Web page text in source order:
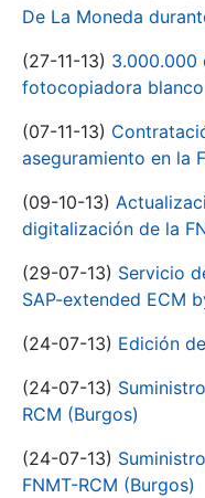
De La Moneda
(27-11-13) 3.000.000
fotocopiadora
(07-11-13)
aseguramiento en la
(09-10-13)
digitalización de la
(29-07-13) Servicio
SAP-extended ECM
(24-07-13) Edición
(24-07-13)
RCM (Burgos)
(24-07-13)
FNMT-RCM (Burgos)